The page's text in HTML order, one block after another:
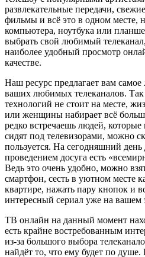
развлекательные передачи,
фильмы и всё это в одном месте,
компьютера, ноутбука или
выбрать свой любимый
наиболее удобный просмотр
качестве.
Наш ресурс предлагает вам
ваших любимых телеканалов. Так
технологий не стоит на месте,
или женщины набирает всё
редко встречаешь людей, которые
сидят под телевизорами, можно
пользуется. На сегодняшний
проведением досуга есть
Ведь это очень удобно, можно
смартфон, сесть в уютном месте
квартире, нажать пару кнопок и
интересный сериал уже на вашем
ТВ онлайн на данный момент
есть крайне востребованным
из-за большого выбора
найдёт то, что ему будет по